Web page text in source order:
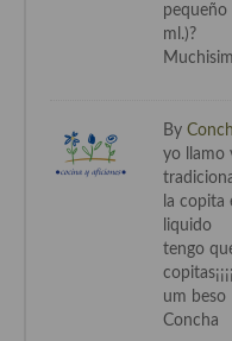
Cocina de la Republica
Cocina de Polonia
Cocina de Ucrania
ml.)?
By
yo llamo
la copita
liquido
tengo
um beso
Concha